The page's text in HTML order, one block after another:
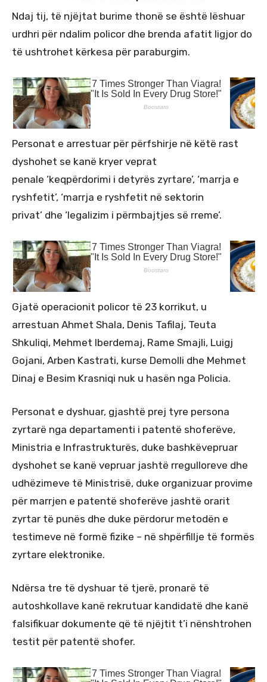
Ndaj tij, të njëjtat burime thonë se është lëshuar
urdhri për ndalim policor dhe brenda afatit ligjor do
të ushtrohet kërkesa për paraburgim.
Personat e arrestuar për përfshirje në këtë rast
dyshohet se kanë kryer veprat
penale ‘keqpërdorimi i detyrës zyrtare’, ‘marrja e
ryshfetit’, ‘marrja e ryshfetit në sektorin
privat’ dhe ‘legalizim i përmbajtjes së rreme’.
Gjatë operacionit policor të 23 korrikut, u
arrestuan Ahmet Shala, Denis Tafilaj, Teuta
Shkuliqi, Mehmet Iberdemaj, Rame Smajli, Luigj
Gojani, Arben Kastrati, kurse Demolli dhe Mehmet
Dinaj e Besim Krasniqi nuk u hasën nga Policia.
Personat e dyshuar, gjashtë prej tyre persona
zyrtarë nga departamenti i patentë shoferëve,
Ministria e Infrastrukturës, duke bashkëvepruar
dyshohet se kanë vepruar jashtë rregulloreve dhe
udhëzimeve të Ministrisë, duke organizuar provime
për marrjen e patentë shoferëve jashtë orarit
zyrtar të punës dhe duke përdorur metodën e
testimeve në formë fizike – në shpërfillje të formës
zyrtare elektronike.
Ndërsa tre të dyshuar të tjerë, pronarë të
autoshkollave kanë rekrutuar kandidatë dhe kanë
falsifikuar dokumente që të njëjtit t’i nënshtrohen
testit për patentë shofer.